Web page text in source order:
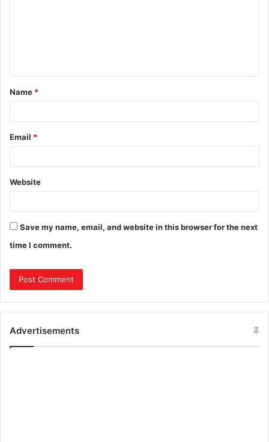
Name *
Email *
Website
Save my name, email, and website in this browser for the next
time I comment.
Advertisements